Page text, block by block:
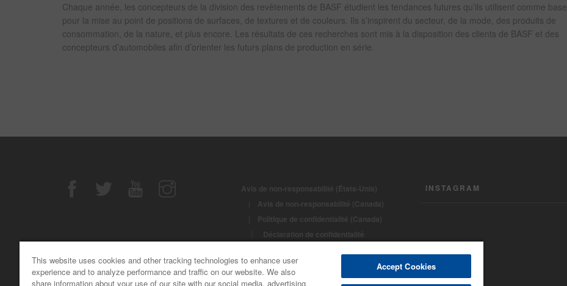
Chaque année, les concepteurs de la division des revêtements de BASF étudient les tendances futures qu’ils utilisent comme base
pour la mise au point de positions de surfaces, de textures et de couleurs. Ils s’inspirent du secteur, de la mode, des produits de
consommation, de la nature, et plus encore. Les résultats de ces recherches sont mis à la disposition des clients de BASF et des
concepteurs d’automobiles afin d’orienter les futurs plans de production en série.
© Copyright 2022 - BASF Automotive Refinish
INSTAGRAM
This website uses cookies and other tracking technologies to enhance user
experience and to analyze performance and traffic on our website. We also
share information about your use of our site with our social media, advertising
Accept Cookies